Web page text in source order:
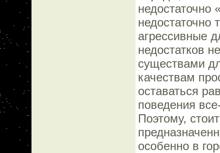
недостаточно
недостаточно
агрессивные
недостатков
существами
качествам
оставаться
поведения
Поэтому,
особенно в